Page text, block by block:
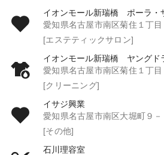
イオンモール新瑞橋 ポーラ・
愛知県名古屋市南区菊住１丁目
[エステティックサロン]
イオンモール新瑞橋 ヤングド
愛知県名古屋市南区菊住１丁目
[クリーニング]
イサジ興業
愛知県名古屋市南区大堀町９－
[その他]
石川理容室